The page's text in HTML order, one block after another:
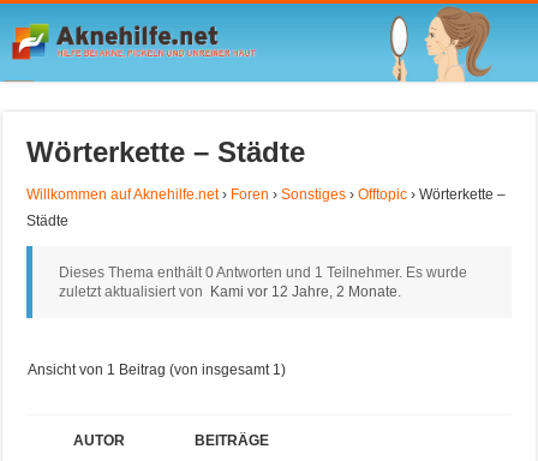
Wörterkette – Städte
Willkommen auf Aknehilfe.net › Foren › Sonstiges › Offtopic › Wörterkette –
Städte
Dieses Thema enthält 0 Antworten und 1 Teilnehmer. Es wurde
zuletzt aktualisiert von Kami vor 12 Jahre, 2 Monate
Ansicht von 1 Beitrag (von insgesamt 1)
AUTOR BEITRÄGE